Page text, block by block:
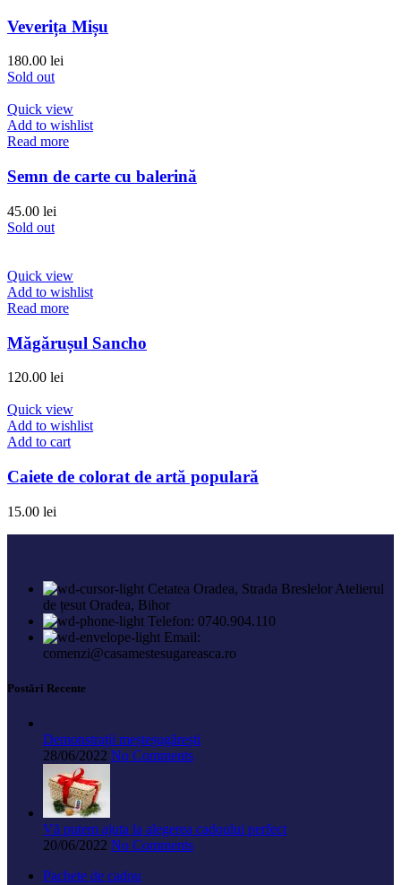
Veverița Mișu
180.00 lei
Sold out
Quick view
Add to wishlist
Read more
Semn de carte cu balerină
45.00 lei
Sold out
Quick view
Add to wishlist
Read more
Măgărușul Sancho
120.00 lei
Quick view
Add to wishlist
Add to cart
Caiete de colorat de artă populară
15.00 lei
Cetatea Oradea, Strada Breslelor Atelierul
de țesut Oradea, Bihor
Telefon: 0740.904.110
Email:
comenzi@casamestesugareasca.ro
Postări Recente
Demonstrații meșteșugărești
28/06/2022 No Comments
Vă putem ajuta la alegerea cadoului perfect
20/06/2022 No Comments
Pachete de cadou